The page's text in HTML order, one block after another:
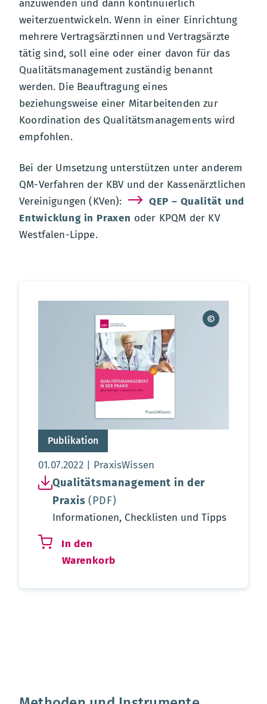
anzuwenden und dann kontinuierlich
weiterzuentwickeln. Wenn in einer Einrichtung
mehrere Vertragsärztinnen und Vertragsärzte
tätig sind, soll eine oder einer davon für das
Qualitätsmanagement zuständig benannt
werden. Die Beauftragung eines
beziehungsweise einer Mitarbeitenden zur
Koordination des Qualitätsmanagements wird
empfohlen.
Bei der Umsetzung unterstützen unter anderem
QM-Verfahren der KBV und der Kassenärztlichen
Vereinigungen (KVen):
QEP – Qualität und
Entwicklung in Praxen oder KPQM der KV
Westfalen-Lippe.
Publikation
Aktualisierungsdatum:
01.07.2022 PraxisWissen
Qualitätsmanagement in der
Praxis(PDF)
Informationen, Checklisten und Tipps
In den
Warenkorb